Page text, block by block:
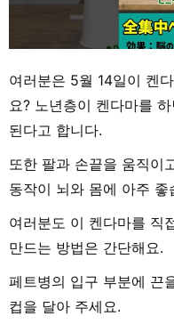
여러분은 5월 14일이 켄
요? 노년층이 켄다마를
된다고 합니다.
또한 팔과 손끝을 움직이
동작이 뇌와 몸에 아주 좋
여러분도 이 켄다마를 직
만드는 방법은 간단해요.
페트병의 입구 부분에 끈
컵을 달아 주세요.